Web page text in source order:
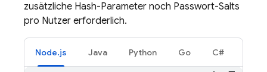
zusätzliche Hash-Parameter noch Passwort-Salts
pro Nutzer erforderlich.
Node.js Java Python Go C#